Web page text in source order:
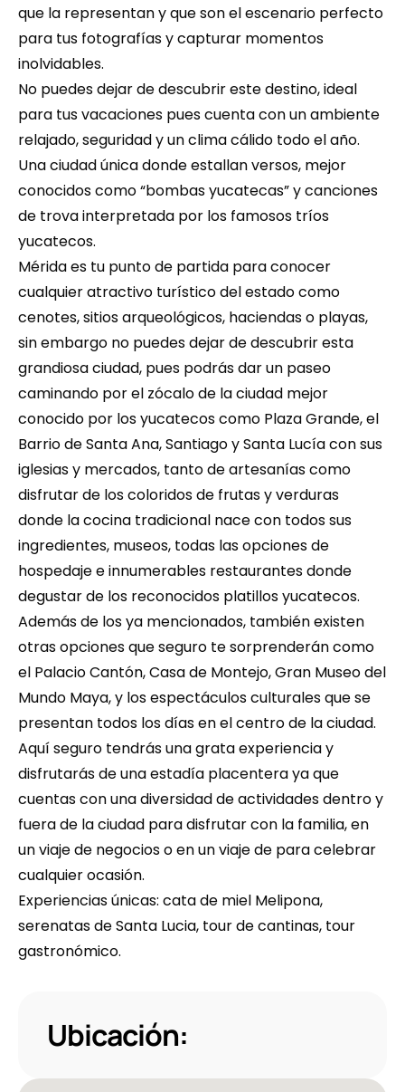
que la representan y que son el escenario perfecto
para tus fotografías y capturar momentos
inolvidables.
No puedes dejar de descubrir este destino, ideal
para tus vacaciones pues cuenta con un ambiente
relajado, seguridad y un clima cálido todo el año.
Una ciudad única donde estallan versos, mejor
conocidos como “bombas yucatecas” y canciones
de trova interpretada por los famosos tríos
yucatecos.
Mérida es tu punto de partida para conocer
cualquier atractivo turístico del estado como
cenotes, sitios arqueológicos, haciendas o playas,
sin embargo no puedes dejar de descubrir esta
grandiosa ciudad, pues podrás dar un paseo
caminando por el zócalo de la ciudad mejor
conocido por los yucatecos como Plaza Grande, el
Barrio de Santa Ana, Santiago y Santa Lucía con sus
iglesias y mercados, tanto de artesanías como
disfrutar de los coloridos de frutas y verduras
donde la cocina tradicional nace con todos sus
ingredientes, museos, todas las opciones de
hospedaje e innumerables restaurantes donde
degustar de los reconocidos platillos yucatecos.
Además de los ya mencionados, también existen
otras opciones que seguro te sorprenderán como
el Palacio Cantón, Casa de Montejo, Gran Museo del
Mundo Maya, y los espectáculos culturales que se
presentan todos los días en el centro de la ciudad.
Aquí seguro tendrás una grata experiencia y
disfrutarás de una estadía placentera ya que
cuentas con una diversidad de actividades dentro y
fuera de la ciudad para disfrutar con la familia, en
un viaje de negocios o en un viaje de para celebrar
cualquier ocasión.
Experiencias únicas: cata de miel Melipona,
serenatas de Santa Lucia, tour de cantinas, tour
gastronómico.
Ubicación: